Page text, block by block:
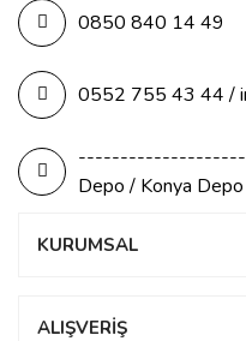
0850 840 14 49
0552 755 43 44 /
Depo / Konya
KURUMSAL
ALIŞVERİŞ